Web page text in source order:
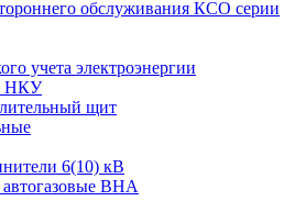
обслуживания КСО серии
учета электроэнергии
НКУ
щит
6(10) кВ
ВНА